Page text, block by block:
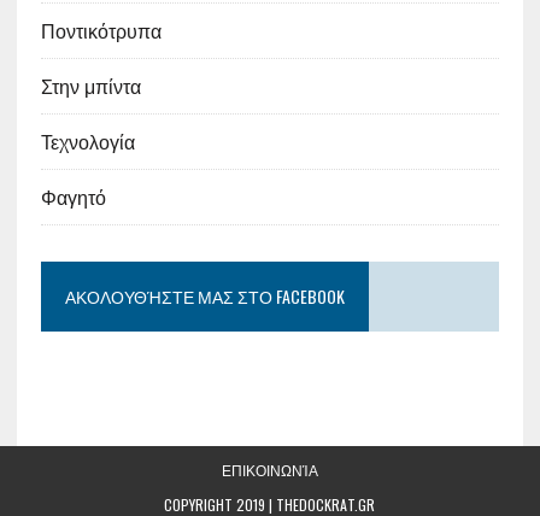
Ποντικότρυπα
Στην μπίντα
Τεχνολογία
Φαγητό
ΑΚΟΛΟΥΘΉΣΤΕ ΜΑΣ ΣΤΟ FACEBOOK
ΕΠΙΚΟΙΝΩΝΊΑ
COPYRIGHT 2019 | THEDOCKRAT.GR